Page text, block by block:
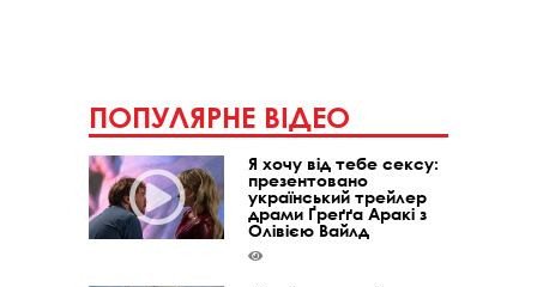
ПОПУЛЯРНЕ ВІДЕО
Я хочу від тебе сексу:
презентовано
український трейлер
драми Ґреґґа Аракі з
Олівією Вайлд